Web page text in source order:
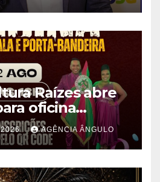
Raízes abre
oficina
Sala e
em Ferraz de
2026 AGÊNCIA ÂNGULO